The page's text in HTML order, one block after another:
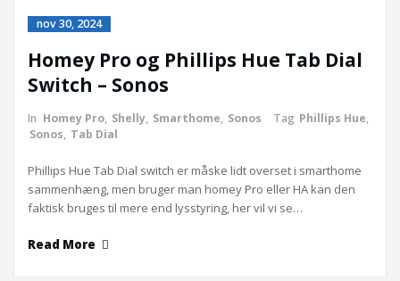
nov 30, 2024
Homey Pro og Phillips Hue Tab Dial
Switch – Sonos
In Homey Pro, Shelly, Smarthome, Sonos Tag Phillips Hue,
Sonos, Tab Dial
Phillips Hue Tab Dial switch er måske lidt overset i smarthome
sammenhæng, men bruger man homey Pro eller HA kan den
faktisk bruges til mere end lysstyring, her vil vi se…
Read More